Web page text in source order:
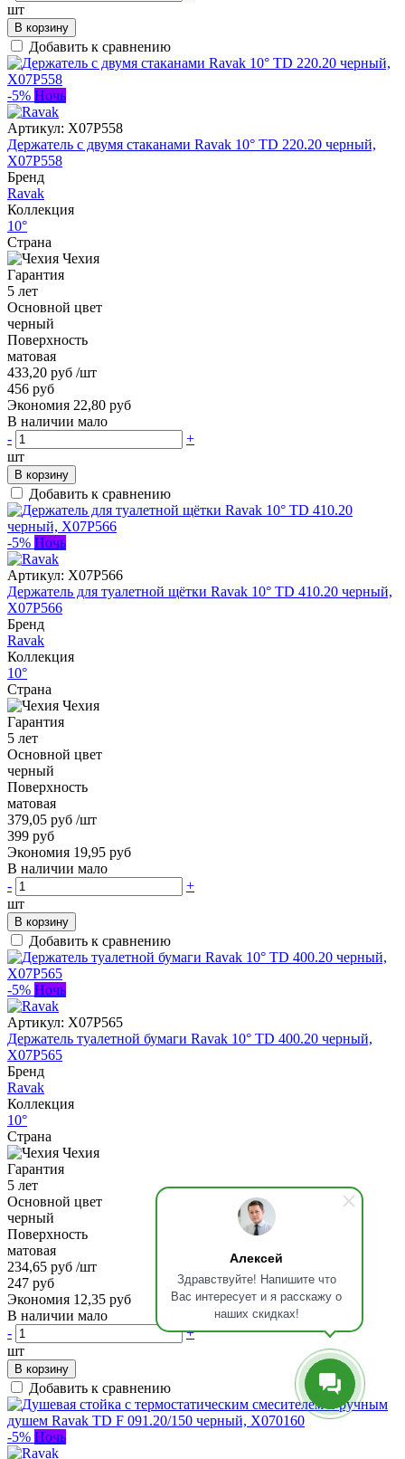
Алексей
Здравствуйте! Напишите что
Вас интересует и я расскажу о
наших скидках!
шт
В корзину
Добавить к сравнению
-5% Ночь
Артикул: X07P558
Держатель с двумя стаканами Ravak 10° TD 220.20 черный,
X07P558
Бренд
Ravak
Коллекция
10°
Страна
Чехия
Гарантия
5 лет
Основной цвет
черный
Поверхность
матовая
433,20 руб /шт
456 руб
Экономия 22,80 руб
В наличии мало
-
+
шт
В корзину
Добавить к сравнению
-5% Ночь
Артикул: X07P566
Держатель для туалетной щётки Ravak 10° TD 410.20 черный,
X07P566
Бренд
Ravak
Коллекция
10°
Страна
Чехия
Гарантия
5 лет
Основной цвет
черный
Поверхность
матовая
379,05 руб /шт
399 руб
Экономия 19,95 руб
В наличии мало
-
+
шт
В корзину
Добавить к сравнению
-5% Ночь
Артикул: X07P565
Держатель туалетной бумаги Ravak 10° TD 400.20 черный,
X07P565
Бренд
Ravak
Коллекция
10°
Страна
Чехия
Гарантия
5 лет
Основной цвет
черный
Поверхность
матовая
234,65 руб /шт
247 руб
Экономия 12,35 руб
В наличии мало
-
+
шт
В корзину
Добавить к сравнению
-5% Ночь